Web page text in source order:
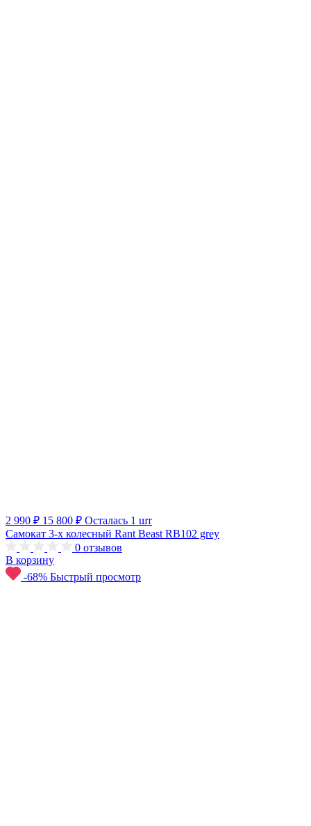
2 990 ₽ 15 800 ₽ Осталась 1 шт
Самокат 3-х колесный Rant Beast RB102 grey
0 отзывов
В корзину
-68% Быстрый просмотр